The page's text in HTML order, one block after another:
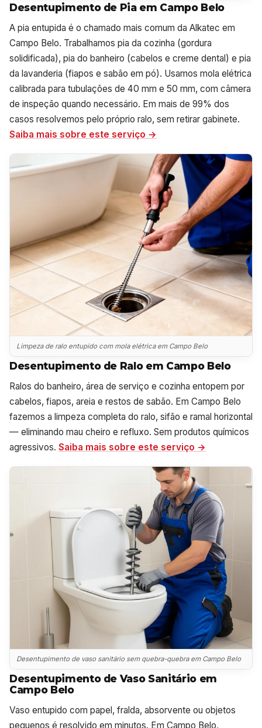
Desentupimento de Pia em Campo Belo
A pia entupida é o chamado mais comum da Alkatec em
Campo Belo. Trabalhamos pia da cozinha (gordura
solidificada), pia do banheiro (cabelos e creme dental) e pia
da lavanderia (fiapos e sabão em pó). Usamos mola elétrica
calibrada para tubulações de 40 mm e 50 mm, com câmera
de inspeção quando necessário. Em mais de 99% dos
casos resolvemos pelo próprio ralo, sem retirar gabinete.
Saiba mais sobre este serviço →
Limpeza de ralo entupido com mola elétrica em Campo Belo
Desentupimento de Ralo em Campo Belo
Ralos do banheiro, área de serviço e cozinha entopem por
cabelos, fiapos, areia e restos de sabão. Em Campo Belo
fazemos a limpeza completa do ralo, sifão e ramal horizontal
— eliminando mau cheiro e refluxo. Sem produtos químicos
agressivos. Saiba mais sobre este serviço →
Desentupimento de vaso sanitário sem quebra-quebra em Campo Belo
Desentupimento de Vaso Sanitário em
Campo Belo
Vaso entupido com papel, fralda, absorvente ou objetos
pequenos é resolvido em minutos. Em Campo Belo,